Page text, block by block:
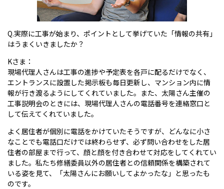
Q.実際に工事が始まり、ポイントとして挙げていた「情報の共有」
はうまくいきましたか？
Kさま：
現場代理人さんは工事の進捗や予定表を各戸に配るだけでなく、
エントランスに設置した掲示板も毎日更新し、マンション内に情
報が行き渡るようにしてくれていました。また、太陽さん主催の
工事説明会のときには、現場代理人さんの電話番号を連絡窓口と
して伝えてくれていました。
よく居住者が個別に電話をかけていたそうですが、どんなに小さ
なことでも電話口だけでは終わらせず、必ず問い合わせをした居
住者の部屋まで行って、顔と顔を付き合わせて対応をしてくれてい
ました。私たち修繕委員以外の居住者との信頼関係を構築されて
いる姿を見て、「太陽さんにお願いしてよかったな」と思ったも
のです。